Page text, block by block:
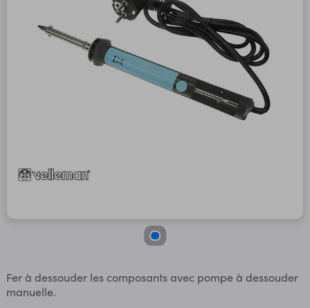
Fer à dessouder les composants avec pompe à dessouder
manuelle.